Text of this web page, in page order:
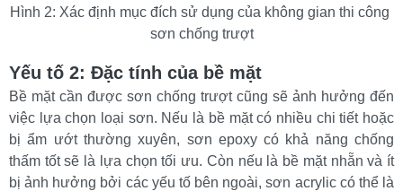
Hình 2: Xác định mục đích sử dụng của không gian thi công
sơn chống trượt
Yếu tố 2: Đặc tính của bề mặt
Bề mặt cần được sơn chống trượt cũng sẽ ảnh hưởng đến
việc lựa chọn loại sơn. Nếu là bề mặt có nhiều chi tiết hoặc
bị ẩm ướt thường xuyên, sơn epoxy có khả năng chống
thấm tốt sẽ là lựa chọn tối ưu. Còn nếu là bề mặt nhẵn và ít
bị ảnh hưởng bởi các yếu tố bên ngoài, sơn acrylic có thể là